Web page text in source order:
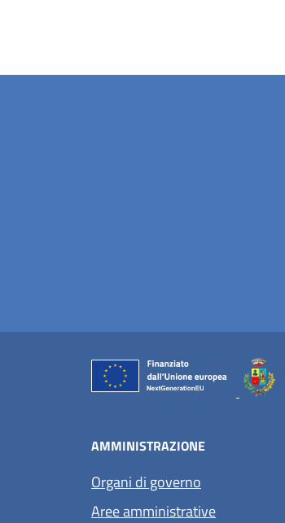
AMMINISTRAZIONE
Organi di governo
Aree amministrative